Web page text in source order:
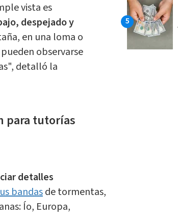
vista es
despejado y
en una loma o
observarse
detalló la
para tutorías
detalles
bandasde tormentas,
Ío, Europa,